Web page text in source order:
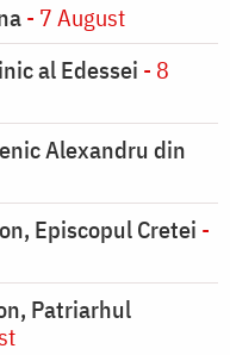
- 7 August
al Edessei - 8
Alexandru din
Episcopul Cretei -
Patriarhul